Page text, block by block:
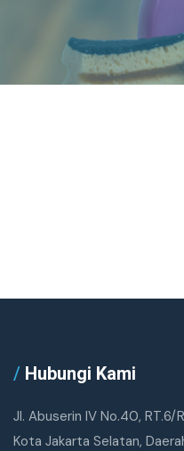
/ Hubungi Kami
Jl. Abuserin IV No.40, RT.6/
Kota Jakarta Selatan,